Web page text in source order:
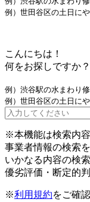
例）世田谷区の土日に
こんにちは！
何をお探しですか？
例）渋谷駅の水まわり
例）世田谷区の土日に
※本機能は検索内
事業者情報の検索
いかなる内容の検
優劣評価・断定的
※利用規約をご確